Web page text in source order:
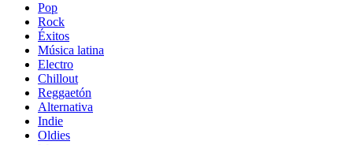
Pop
Rock
Éxitos
Música latina
Electro
Chillout
Reggaetón
Alternativa
Indie
Oldies